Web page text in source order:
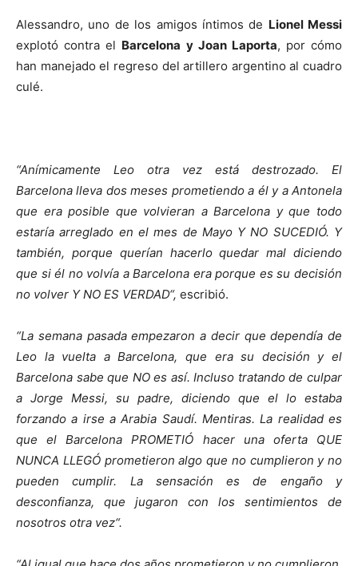
Alessandro, uno de los amigos íntimos de Lionel Messi
explotó contra el Barcelona y Joan Laporta, por cómo
han manejado el regreso del artillero argentino al cuadro
culé.
“Anímicamente Leo otra vez está destrozado. El
Barcelona lleva dos meses prometiendo a él y a Antonela
que era posible que volvieran a Barcelona y que todo
estaría arreglado en el mes de Mayo Y NO SUCEDIÓ. Y
también, porque querían hacerlo quedar mal diciendo
que si él no volvía a Barcelona era porque es su decisión
no volver Y NO ES VERDAD“, escribió.
“La semana pasada empezaron a decir que dependía de
Leo la vuelta a Barcelona, que era su decisión y el
Barcelona sabe que NO es así. Incluso tratando de culpar
a Jorge Messi, su padre, diciendo que el lo estaba
forzando a irse a Arabia Saudí. Mentiras. La realidad es
que el Barcelona PROMETIÓ hacer una oferta QUE
NUNCA LLEGÓ prometieron algo que no cumplieron y no
pueden cumplir. La sensación es de engaño y
desconfianza, que jugaron con los sentimientos de
nosotros otra vez“.